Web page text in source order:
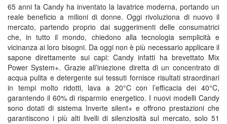
65 anni fa Candy ha inventato la lavatrice moderna, portando un
reale beneficio a milioni di donne. Oggi rivoluziona di nuovo il
mercato, partendo proprio dai suggerimenti delle consumatrici
che, in tutto il mondo, chiedono alla tecnologia semplicità e
vicinanza ai loro bisogni. Da oggi non è più necessario applicare il
sapone direttamente sui capi: Candy infatti ha brevettato Mix
Power System+. Grazie all’iniezione diretta di un concentrato di
acqua pulita e detergente sui tessuti fornisce risultati straordinari
in tempi molto ridotti, lava a 20°C con l’efficacia dei 40°C,
garantendo il 60% di risparmio energetico. I nuovi modelli Candy
sono dotati di sistema Inverte silent+ e offrono prestazioni che
garantiscono i più alti livelli di silenziosità sul mercato, solo 51